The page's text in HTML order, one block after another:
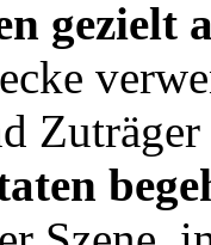
gezielt